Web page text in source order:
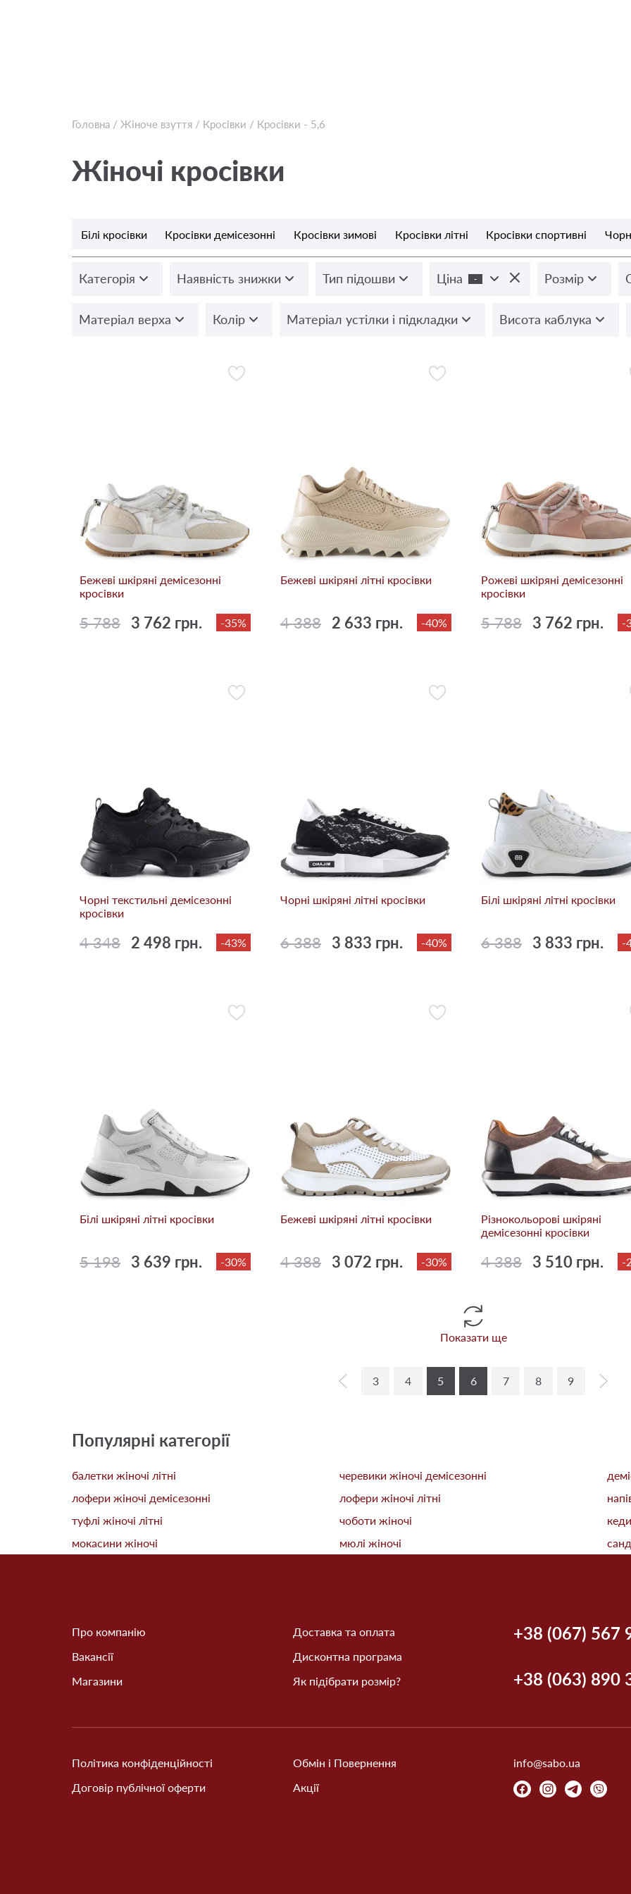
Головна / Жіноче взуття / Кросівки / Кросівки - 5,6
Жіночі кросівки
Білі кросівки Кросівки демісезонні Кросівки зимові Кросівки літні Кросівки спортивні
Категорія Наявність знижки Тип підошви Ціна - Розмір
Матеріал верха Колір Матеріал устілки і підкладки Висота каблука
Бежевi шкіряні демісезонні
кросівки
5 788 3 762 грн. -35%
Бежевi шкіряні літні кросівки
4 388 2 633 грн. -40%
Рожеві шкіряні демісезонні
кросівки
5 788 3 762 грн. -
Чорні текстильні демісезонні
кросівки
4 348 2 498 грн. -43%
Чорні шкіряні літні кросівки
6 388 3 833 грн. -40%
Білі шкіряні літні кросівки
6 388 3 833 грн. -
Білі шкіряні літні кросівки
5 198 3 639 грн. -30%
Бежевi шкіряні літні кросівки
4 388 3 072 грн. -30%
Різнокольорові шкіряні
демісезонні кросівки
4 388 3 510 грн. -
Показати ще
3 4 5 6 7 8 9
Популярні категорії
балетки жіночі літні черевики жіночі демісезонні
лофери жіночі демісезонні
лофери жіночі літні
туфлі жіночі літні
чоботи жіночі
мокасини жіночі
мюлі жіночі
Про компанію
Вакансії
Магазини
Доставка та оплата
Дисконтна програма
Як підібрати розмір?
Політика конфіденційності
Договір публічної оферти
Обмін і Повернення
Акції
+38 (067) 567
+38 (063) 890
info@sabo.ua